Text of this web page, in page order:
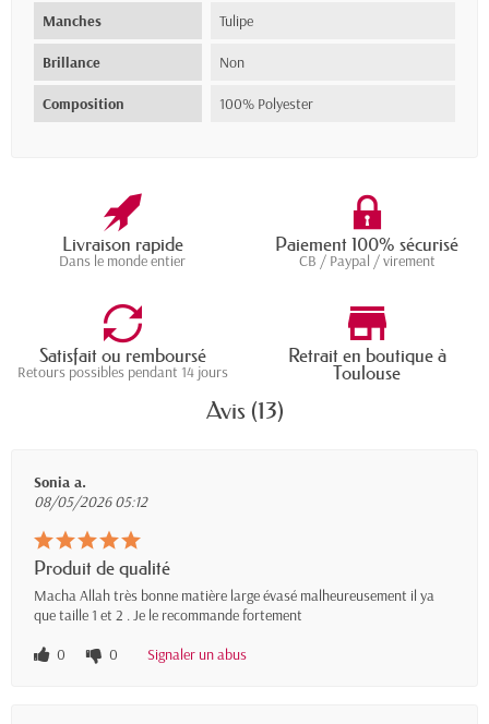
Manches Tulipe
Brillance Non
Composition 100% Polyester
Livraison rapide
Dans le monde entier
Paiement 100% sécurisé
CB / Paypal / virement
Satisfait ou remboursé
Retours possibles pendant 14 jours
Retrait en boutique à
Toulouse
Avis (13)
Sonia a.
08/05/2026 05:12
Produit de qualité
Macha Allah très bonne matière large évasé malheureusement il ya
que taille 1 et 2 . Je le recommande fortement
0
0 Signaler un abus